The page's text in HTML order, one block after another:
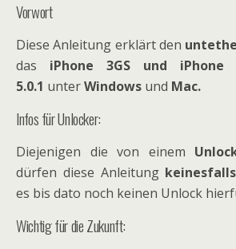
Vorwort
Diese Anleitung erklärt den
das iPhone 3GS und iPhone
5.0.1 unterWindows und Mac.
Infos für Unlocker:
Diejenigen die von einem
dürfen diese Anleitung
es bis dato noch keinen Unlock
Wichtig für die Zukunft: